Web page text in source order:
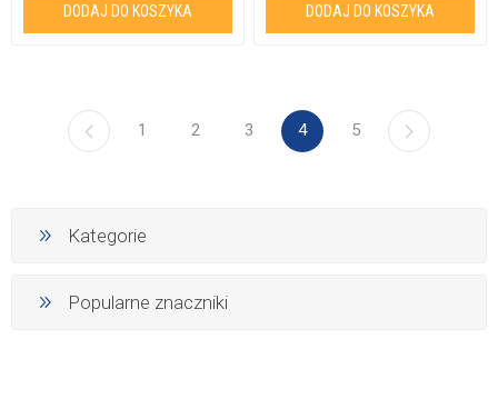
DODAJ DO KOSZYKA DODAJ DO KOSZYKA
1 2 3 4 5
Kategorie
Popularne znaczniki